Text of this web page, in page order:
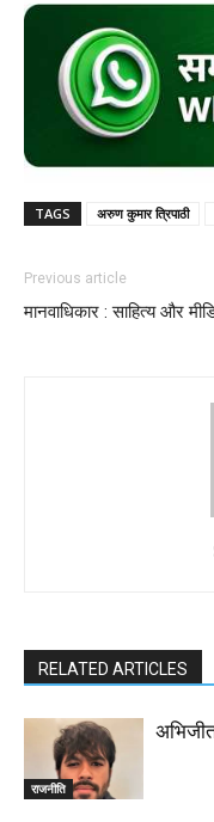
TAGS अरुण कुमार त्रिपाठी
Previous article
मानवाधिकार : साहित्य और
RELATED ARTICLES
राजनीति